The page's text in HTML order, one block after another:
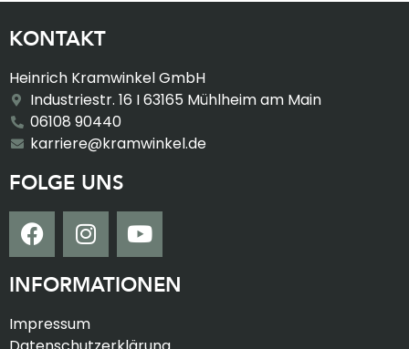
KONTAKT
Heinrich Kramwinkel GmbH
Industriestr. 16 I 63165 Mühlheim am Main
06108 90440
karriere@kramwinkel.de
FOLGE UNS
INFORMATIONEN
Impressum